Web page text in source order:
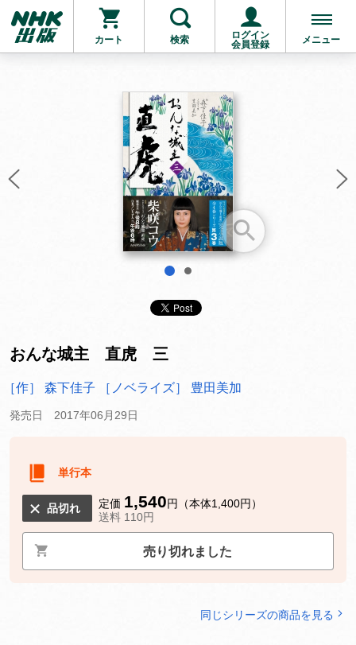
カート 検索
ログイン
会員登録
メニュー
お支払いに進む
他にも商品を買う
1
おんな城主 直虎 三
［作］ 森下佳子 ［ノベライズ］ 豊田美加
発売日 2017年06月29日
単行本
品切れ 定価 1,540円（本体1,400円）
送料 110円
売り切れました
同じシリーズの商品を見る